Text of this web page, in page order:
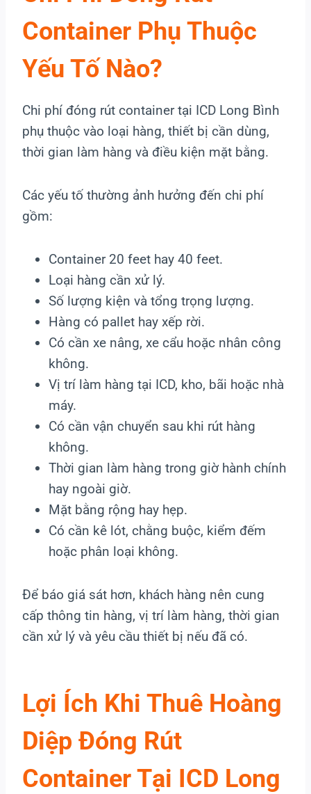
Container Phụ Thuộc
Yếu Tố Nào?
Chi phí đóng rút container tại ICD Long Bình
phụ thuộc vào loại hàng, thiết bị cần dùng,
thời gian làm hàng và điều kiện mặt bằng.
Các yếu tố thường ảnh hưởng đến chi phí
gồm:
Container 20 feet hay 40 feet.
Loại hàng cần xử lý.
Số lượng kiện và tổng trọng lượng.
Hàng có pallet hay xếp rời.
Có cần xe nâng, xe cẩu hoặc nhân công
không.
Vị trí làm hàng tại ICD, kho, bãi hoặc nhà
máy.
Có cần vận chuyển sau khi rút hàng
không.
Thời gian làm hàng trong giờ hành chính
hay ngoài giờ.
Mặt bằng rộng hay hẹp.
Có cần kê lót, chằng buộc, kiểm đếm
hoặc phân loại không.
Để báo giá sát hơn, khách hàng nên cung
cấp thông tin hàng, vị trí làm hàng, thời gian
cần xử lý và yêu cầu thiết bị nếu đã có.
Lợi Ích Khi Thuê Hoàng
Diệp Đóng Rút
Container Tại ICD Long